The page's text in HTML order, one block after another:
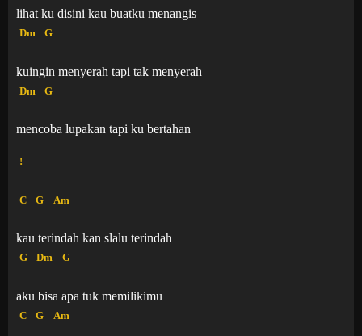
lihat ku disini kau buatku menangis
Dm G
kuingin menyerah tapi tak menyerah
Dm G
mencoba lupakan tapi ku bertahan
!
C G Am
kau terindah kan slalu terindah
G Dm G
aku bisa apa tuk memilikimu
C G Am